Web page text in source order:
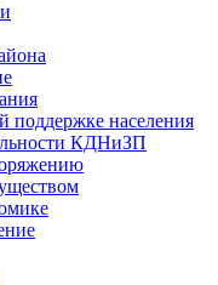
поддержке населения
КДНиЗП